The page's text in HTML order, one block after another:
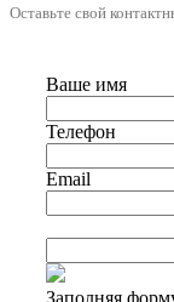
Оставьте свой
Ваше имя
Телефон
Email
Заполняя